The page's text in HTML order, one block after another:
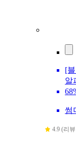
[
알
썸
4.9 (리